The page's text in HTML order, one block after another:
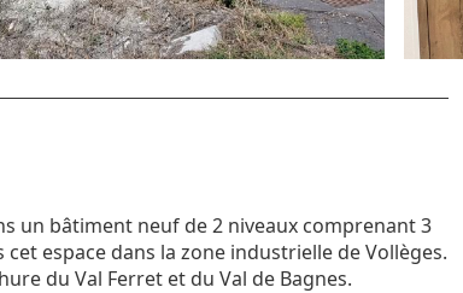
un bâtiment neuf de 2 niveaux comprenant 3
espace dans la zone industrielle de Vollèges.
du Val Ferret et du Val de Bagnes.